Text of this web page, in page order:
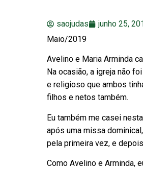
saojudas
junho 25,
Maio/2019
Avelino e Maria Arminda
Na ocasião, a igreja não
e religioso que ambos
filhos e netos também.
Eu também me casei
após uma missa
pela primeira vez, e
Como Avelino e Arminda,